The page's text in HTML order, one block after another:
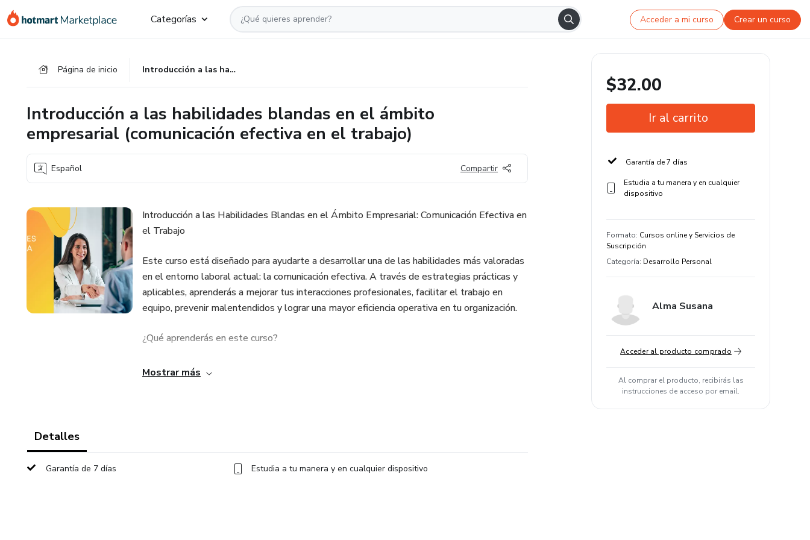
Categorías Acceder a mi curso Crear un curso
Página de inicio Introducción a las habilidades blandas en el ámbito empresarial (comunicación efectiva en el trabajo)
Introducción a las habilidades blandas en el ámbito
empresarial (comunicación efectiva en el trabajo)
Español Compartir
Introducción a las Habilidades Blandas en el Ámbito Empresarial: Comunicación Efectiva en
el Trabajo
Este curso está diseñado para ayudarte a desarrollar una de las habilidades más valoradas
en el entorno laboral actual: la comunicación efectiva. A través de estrategias prácticas y
aplicables, aprenderás a mejorar tus interacciones profesionales, facilitar el trabajo en
equipo, prevenir malentendidos y lograr una mayor eficiencia operativa en tu organización.
¿Qué aprenderás en este curso?
Principios clave de la comunicación efectiva en el ámbito empresarial
Mostrar más
Detalles
Garantía de 7 días Estudia a tu manera y en cualquier dispositivo
$32.00
Ir al carrito
Garantía de 7 días
Estudia a tu manera y en cualquier
dispositivo
Formato: Cursos online y Servicios de
Suscripción
Categoría: Desarrollo Personal
Alma Susana
Acceder al producto comprado
Al comprar el producto, recibirás las
instrucciones de acceso por email.